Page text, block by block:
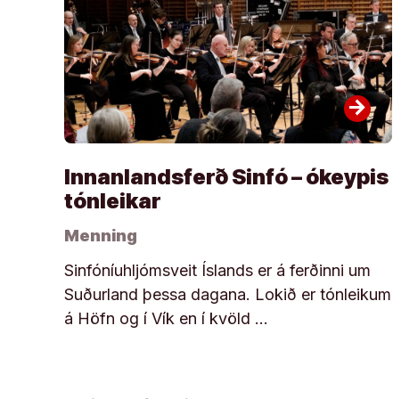
arrow_forward
Innanlandsferð Sinfó – ókeypis
tónleikar
Menning
Sinfóníuhljómsveit Íslands er á ferðinni um
Suðurland þessa dagana. Lokið er tónleikum
á Höfn og í Vík en í kvöld …